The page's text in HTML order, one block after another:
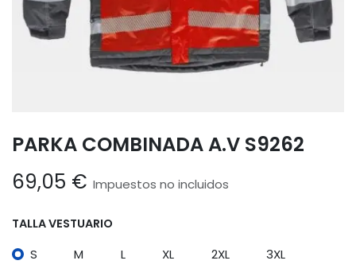
PARKA COMBINADA A.V S9262
69,05 € Impuestos no incluidos
TALLA VESTUARIO
S M L XL 2XL 3XL